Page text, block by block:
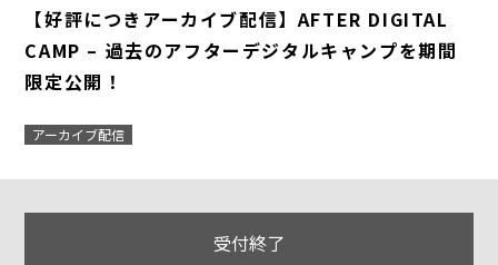
【好評につきアーカイブ配信】AFTER DIGITAL
CAMP – 過去のアフターデジタルキャンプを期間
限定公開！
アーカイブ配信
受付終了